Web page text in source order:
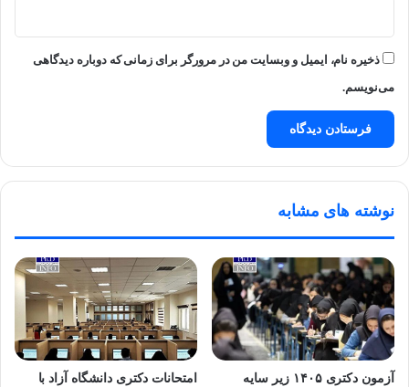
ذخیره نام، ایمیل و وبسایت من در مرورگر برای زمانی که دوباره دیدگاهی
می‌نویسم.
نوشته های مشابه
آزمون دکتری ۱۴۰۵ زیر سایه
امتحانات دکتری دانشگاه آزاد با